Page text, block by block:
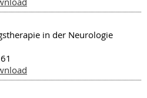
in der Neurologie